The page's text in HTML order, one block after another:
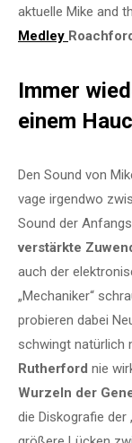
aktuelle Mike and
Medley
Immer
einem
Den Sound von
vage irgendwo
Sound der
verstärkte
auch der
„Mechaniker“
probieren dabei
schwingt natürlich
Rutherford nie
Wurzeln der
die Diskografie der